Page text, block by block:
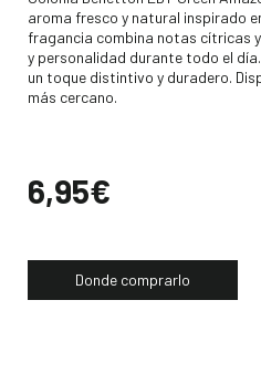
aroma fresco y natural inspirado
fragancia combina notas cítricas
y personalidad durante todo el
un toque distintivo y duradero.
más cercano.
Precio
6,95€
Donde comprarlo